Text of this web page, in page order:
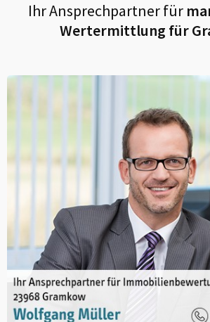
Ihr Ansprechpartner für
Wertermittlung für